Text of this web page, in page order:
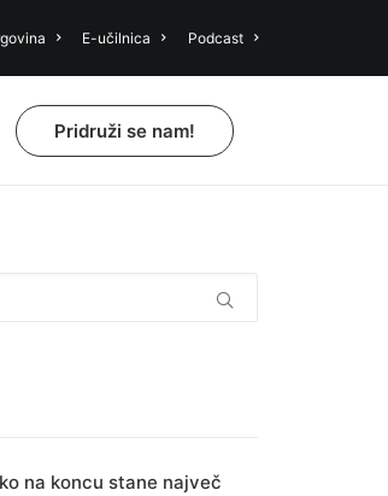
E-učilnica Podcast
Pridruži se nam!
na koncu stane največ